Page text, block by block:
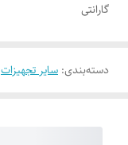
گارانتی
دسته‌بندی: سایر تجهیزات